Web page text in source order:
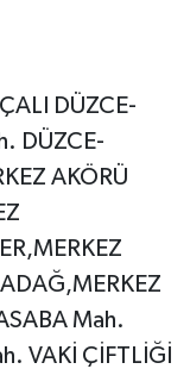
DÜZCE-
DÜZCE-
AKÖRÜ
Mah.
VAKİ ÇİFTLİĞİ